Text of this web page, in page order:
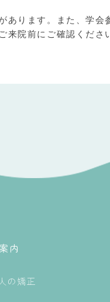
あります。また、学会
来院前にご確認くださ
内
の矯正